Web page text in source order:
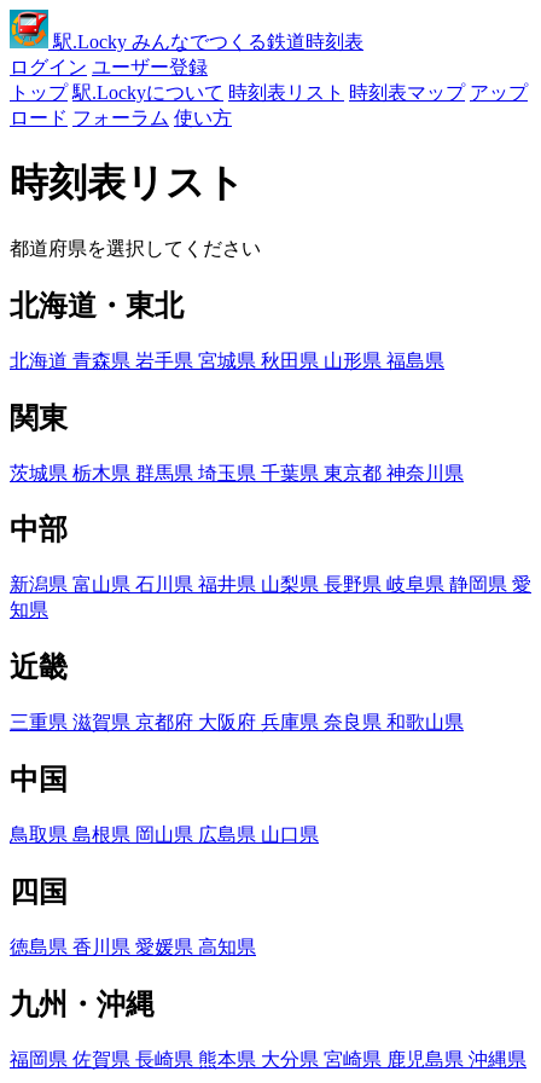
駅.Locky みんなでつくる鉄道時刻表
ログイン ユーザー登録
トップ 駅.Lockyについて 時刻表リスト 時刻表マップ アップ
ロード フォーラム 使い方
時刻表リスト
都道府県を選択してください
北海道・東北
北海道 青森県 岩手県 宮城県 秋田県 山形県 福島県
関東
茨城県 栃木県 群馬県 埼玉県 千葉県 東京都 神奈川県
中部
新潟県 富山県 石川県 福井県 山梨県 長野県 岐阜県 静岡県 愛
知県
近畿
三重県 滋賀県 京都府 大阪府 兵庫県 奈良県 和歌山県
中国
鳥取県 島根県 岡山県 広島県 山口県
四国
徳島県 香川県 愛媛県 高知県
九州・沖縄
福岡県 佐賀県 長崎県 熊本県 大分県 宮崎県 鹿児島県 沖縄県